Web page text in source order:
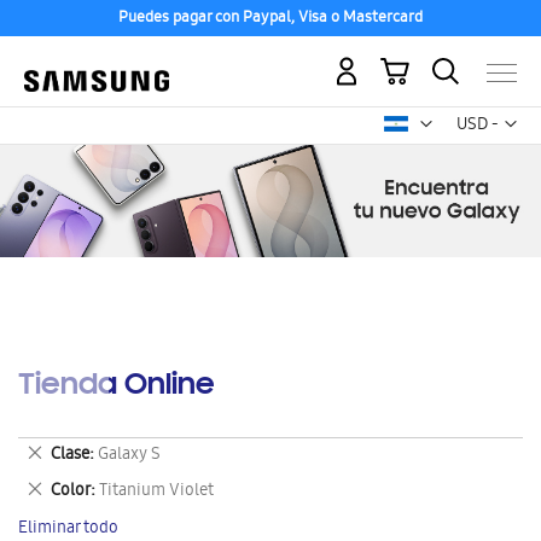
Puedes pagar con Paypal, Visa o Mastercard
USD -
dólar
Mi carrito
Tienda Online
Clase Galaxy S
Eliminar
este
artículo
Color Titanium Violet
Eliminar
este
Eliminar todo